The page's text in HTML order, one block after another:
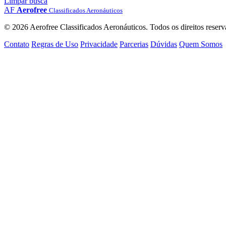
AF Aerofree Classificados Aeronáuticos
© 2026 Aerofree Classificados Aeronáuticos. Todos os direitos
Contato Regras de Uso Privacidade Parcerias Dúvidas Quem Somos